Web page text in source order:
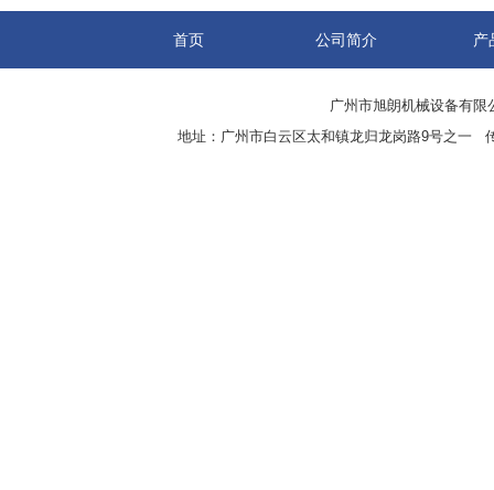
首页 公司简介 产
广州市旭朗机械设备有限
地址：广州市白云区太和镇龙归龙岗路9号之一